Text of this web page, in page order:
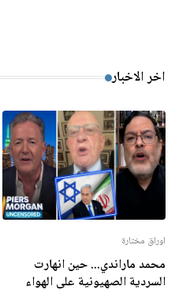
اخر الاخبار
اوراق مختارة
محمد ماراندي... حين انهارت
السردية الصهيونية على الهواء